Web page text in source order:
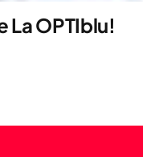
La OPTIblu!